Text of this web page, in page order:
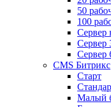
50
100
Сервер
Сервер
Сервер
CMS Битрикс
Старт
Малый